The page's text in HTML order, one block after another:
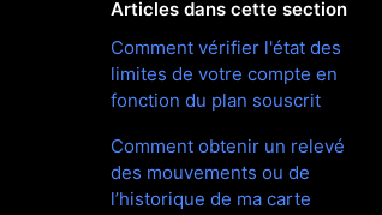
Articles dans cette section
Comment vérifier l'état des
limites de votre compte en
fonction du plan souscrit
Comment obtenir un relevé
des mouvements ou de
l’historique de ma carte